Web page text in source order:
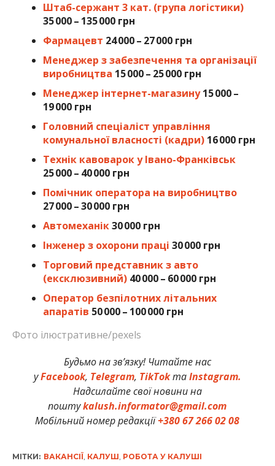
Штаб-сержант 3 кат. (група логістики)
35 000 – 135 000 грн
Фармацевт 24 000 – 27 000 грн
Менеджер з забезпечення та організації
виробництва 15 000 – 25 000 грн
Менеджер інтернет-магазину 15 000 –
19 000 грн
Головний спеціаліст управління
комунальної власності (кадри) 16 000 грн
Технік кавоварок у Івано-Франківськ
25 000 – 40 000 грн
Помічник оператора на виробництво
27 000 – 30 000 грн
Автомеханік 30 000 грн
Інженер з охорони праці 30 000 грн
Торговий представник з авто
(ексклюзивний) 40 000 – 60 000 грн
Оператор безпілотних літальних
апаратів 50 000 – 100 000 грн
Фото ілюстративне/pexels
Будьмо на зв’язку! Читайте нас
уFacebook, Telegram, TikTokтаInstagram.
Надсилайте свої новини на
поштуkalush.informator@gmail.com
Мобільний номер редакції+380 67 266 02 08
МІТКИ: ВАКАНСІЇ, КАЛУШ, РОБОТА У КАЛУШІ